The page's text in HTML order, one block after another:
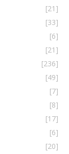
[21]
[33]
[6]
[21]
[236]
[49]
[7]
[8]
[17]
[6]
[20]